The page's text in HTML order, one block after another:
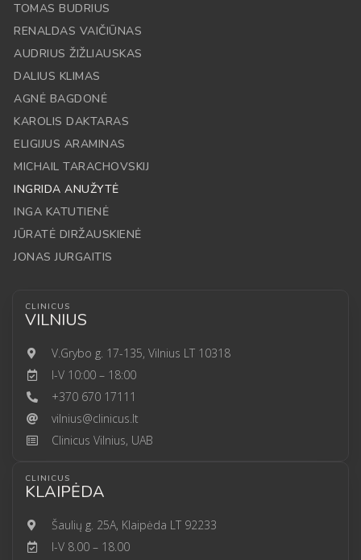
TOMAS BUDRIUS
RENALDAS VAIČIŪNAS
AUDRIUS ŽIŽLIAUSKAS
DALIUS KLIMAS
AGNĖ BAGDONĖ
KAROLIS DAKTARAS
ELIGIJUS ARAMINAS
MICHAIL TARACHOVSKIJ
INGRIDA ANUŽYTĖ
INGA KATUTIENĖ
JŪRATĖ DIRŽAUSKIENĖ
JONAS JURGAITIS
CLINICUS
VILNIUS
V.Grybo g. 17-135, Vilnius LT 10318
I-V 10:00 – 18:00
+370 670 17111
vilnius@clinicus.lt
Clinicus Vilnius, UAB
CLINICUS
KLAIPĖDA
Šaulių g. 25A, Klaipėda LT 92233
I-V 8.00 – 18.00